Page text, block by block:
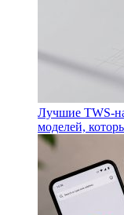
Лучшие TWS-
моделей,